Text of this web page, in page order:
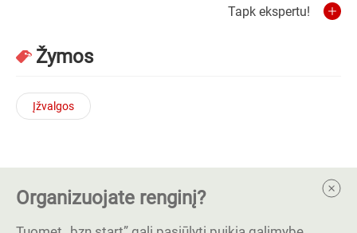
Tapk ekspertu!
Žymos
Įžvalgos
Organizuojate renginį?